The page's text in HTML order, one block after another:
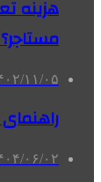
هزینه
مستاجر؟
۱۴۰۲/۱۱/
راهنمای
۱۴۰۴/۰۶/